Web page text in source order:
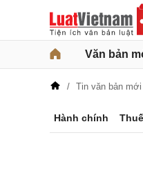
Văn bản
Tin văn bản mới
Hành chính